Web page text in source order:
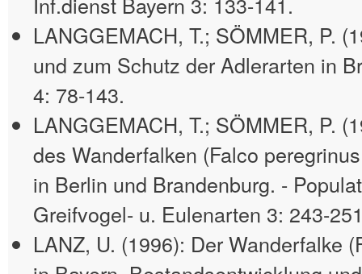
LANGGEMACH, T.; SÖMMER, P.
und zum Schutz der Adlerarten in
4: 78-143.
LANGGEMACH, T.; SÖMMER, P.
des Wanderfalken (Falco
in Berlin und Brandenburg. -
Greifvogel- u. Eulenarten 3: 243-
LANZ, U. (1996): Der Wanderfalke